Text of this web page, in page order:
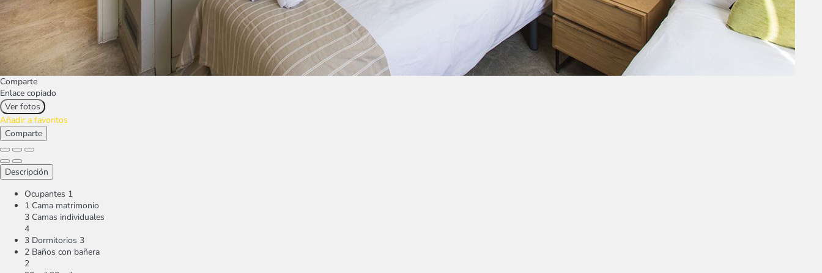
Comparte
Enlace copiado
Ver fotos
Añadir a favoritos
Comparte
Descripción
Ocupantes 1
1 Cama matrimonio
3 Camas individuales
4
3 Dormitorios 3
2 Baños con bañera
2